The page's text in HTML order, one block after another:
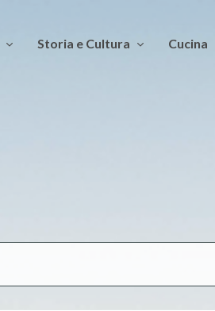
Storia e Cultura Cucina